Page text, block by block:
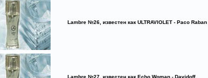
Lambre №26, известен как ULTRAVIOLET - Paco Raban
Lambre №27, известен как Echo Woman - Davidoff